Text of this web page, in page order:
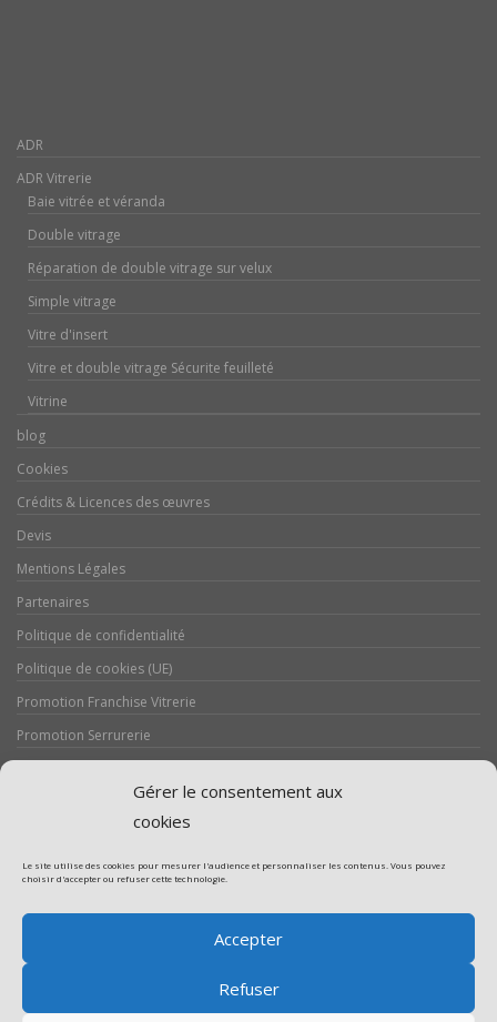
Gérer le consentement aux
cookies
Le site utilise des cookies pour mesurer l'audience et personnaliser les contenus. Vous pouvez
choisir d'accepter ou refuser cette technologie.
Accepter
Refuser
ADR
ADR Vitrerie
Baie vitrée et véranda
Double vitrage
Réparation de double vitrage sur velux
Simple vitrage
Vitre d'insert
Vitre et double vitrage Sécurite feuilleté
Vitrine
blog
Cookies
Crédits & Licences des œuvres
Devis
Mentions Légales
Partenaires
Politique de confidentialité
Politique de cookies (UE)
Promotion Franchise Vitrerie
Promotion Serrurerie